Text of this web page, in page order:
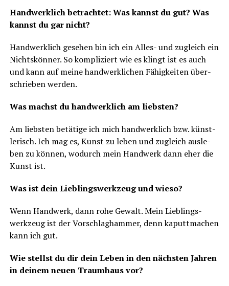
Hand­werk­lich betrach­tet: Was kannst du gut? Was
kannst du gar nicht?
Hand­werk­lich gese­hen bin ich ein Alles- und zugleich ein
Nichts­kön­ner. So kom­pli­ziert wie es klingt ist es auch
und kann auf mei­ne hand­werk­li­chen Fähig­kei­ten über­
schrie­ben werden.
Was machst du hand­werk­lich am liebsten?
Am liebs­ten betä­ti­ge ich mich hand­werk­lich bzw. künst­
le­risch. Ich mag es, Kunst zu leben und zugleich aus­le­
ben zu kön­nen, wodurch mein Hand­werk dann eher die
Kunst ist.
Was ist dein Lieb­lings­werk­zeug und wieso?
Wenn Hand­werk, dann rohe Gewalt. Mein Lieb­lings­
werk­zeug ist der Vor­schlag­ham­mer, denn kaputt­ma­chen
kann ich gut.
Wie stellst du dir dein Leben in den nächs­ten Jah­ren
in dei­nem neu­en Traum­haus vor?